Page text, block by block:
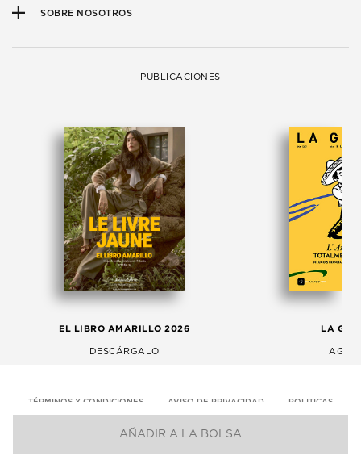
AÑADIR A LA BOLSA
SOBRE NOSOTROS
PUBLICACIONES
EL LIBRO AMARILLO 2026
DESCÁRGALO
LA
TÉRMINOS Y CONDICIONES AVISO DE PRIVACIDAD POLITICAS